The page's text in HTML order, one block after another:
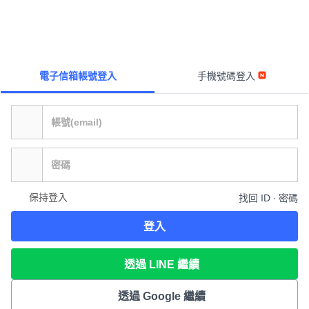
電子信箱帳號登入 手機號碼登入
保持登入 找回 ID ∙ 密碼
登入
透過 LINE 繼續
透過 Google 繼續